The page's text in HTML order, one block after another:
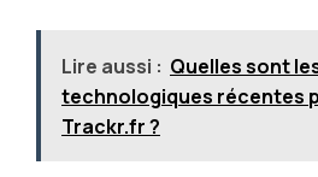
Lire aussi : Quelles sont
technologiques récentes
Trackr.fr ?